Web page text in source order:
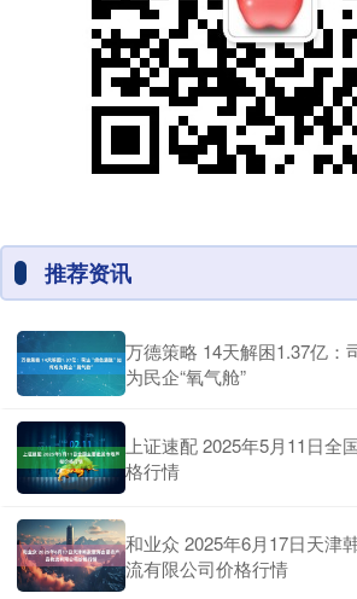
推荐资讯
万德策略 14天解困1.37亿：
为民企“氧气舱”
上证速配 2025年5月11日全
格行情
和业众 2025年6月17日天津
流有限公司价格行情